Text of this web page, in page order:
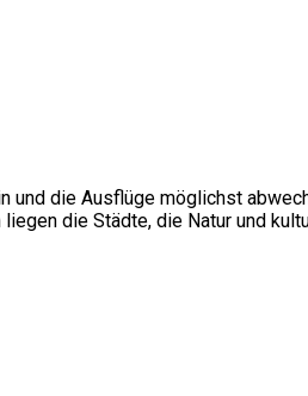
die Ausflüge möglichst
die Städte, die Natur und